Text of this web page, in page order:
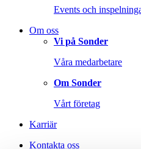
Events och
Om oss
Vi på Sonder
Våra medarbetare
Om Sonder
Vårt företag
Karriär
Kontakta oss